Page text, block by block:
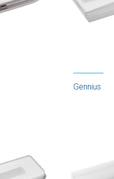
Gennius